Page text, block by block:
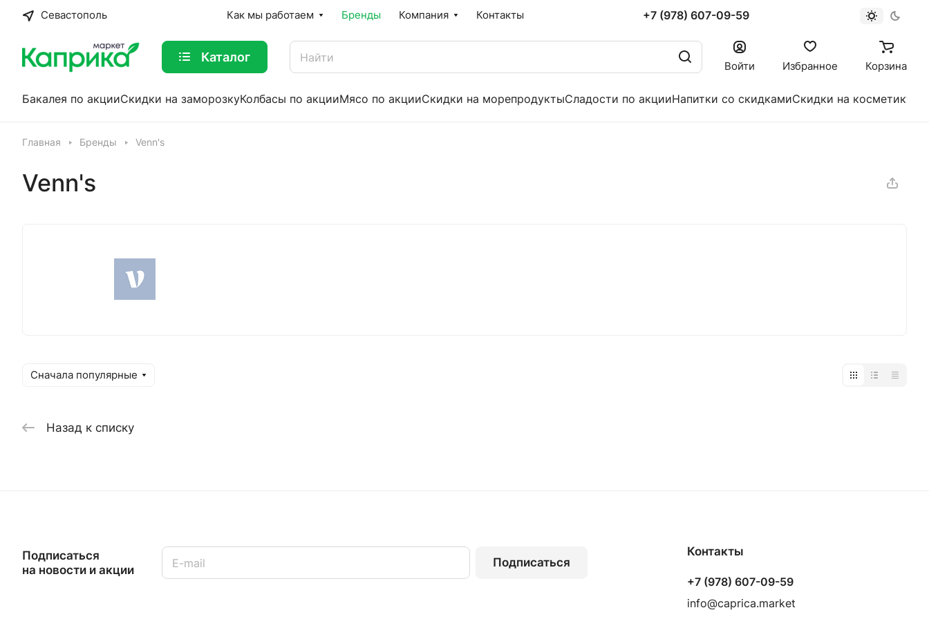
Севастополь Как мы работаем Бренды Компания Контакты +7 (978) 607-09-59
Каталог
Войти Избранное Корзина
Бакалея по акцииСкидки на заморозкуКолбасы по акцииМясо по акцииСкидки на морепродуктыСладости по акцииНапитки со скидкамиСкидки на косметику
Главная Бренды Venn's
Venn's
Сначала популярные
Назад к списку
Подписаться
на новости и акции
Подписаться
Контакты
+7 (978) 607-09-59
info@caprica.market